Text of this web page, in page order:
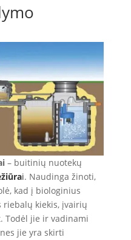
– buitinių nuotekų
i. Naudinga žinoti,
kad į biologinius
kiekis, įvairių
Todėl jie ir vadinami
jie yra skirti